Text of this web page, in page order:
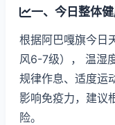
一、今日整体
根据阿巴嘎旗今日
风6-7级）， 温湿
规律作息、适度运
影响免疫力，建议
险。